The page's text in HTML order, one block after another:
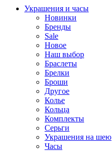
Украшения и часы
Новинки
Бренды
Sale
Новое
Наш выбор
Браслеты
Брелки
Броши
Другое
Колье
Кольца
Комплекты
Серьги
Украшения на шею
Часы